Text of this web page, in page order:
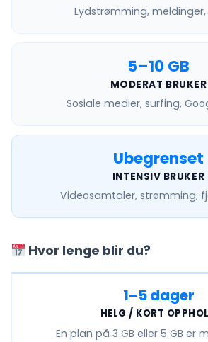
Lydstrømming,
5–10 GB
MODERAT BRUKER
Sosiale medier, surfing,
Ubegrenset
INTENSIV BRUKER
Videosamtaler, strømming,
Hvor lenge blir du?
1–5 dager
HELG / KORT
En plan på 3 GB eller 5 GB er